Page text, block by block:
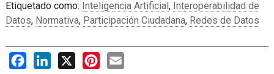
Etiquetado como: Inteligencia Artificial, Interoperabilidad de
Datos, Normativa, Participación Ciudadana, Redes de Datos
FacebookLinkedIn
X PinterestEmail